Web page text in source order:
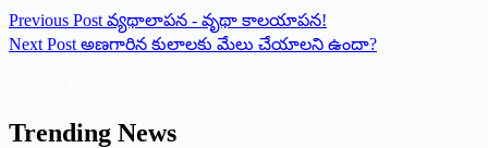
Previous Post వ్యథాలాపన - వృథా కాలయాపన!
Next Post అణగారిన కులాలకు మేలు చేయాలని ఉందా?
Trending News